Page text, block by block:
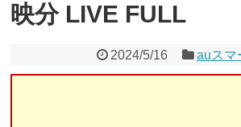
映分 LIVE FULL
2024/5/16 auスマ